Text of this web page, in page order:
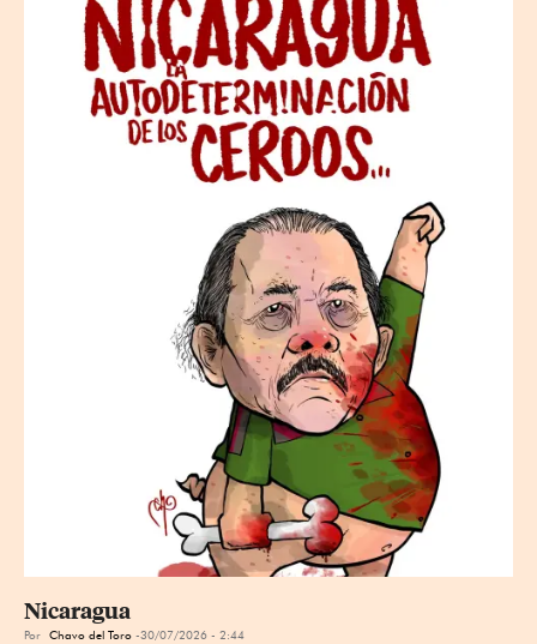
Nicaragua
Por Chavo del Toro 30/07/2026 - 2:44